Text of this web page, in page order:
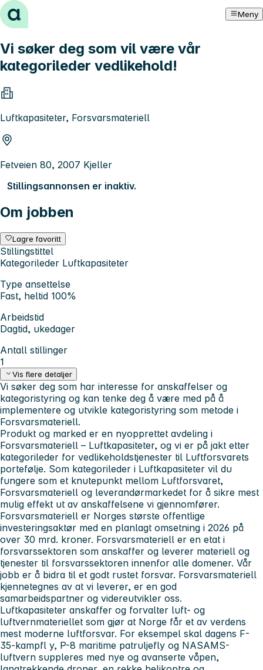
Hopp til innhold Meny
Vi søker deg som vil være vår
kategorileder vedlikehold!
Luftkapasiteter, Forsvarsmateriell
Fetveien 80, 2007 Kjeller
Stillingsannonsen er inaktiv.
Om jobben
Lagre favoritt
Stillingstittel
Kategorileder Luftkapasiteter
Type ansettelse
Fast, heltid 100%
Arbeidstid
Dagtid, ukedager
Antall stillinger
1
Vis flere detaljer
Vi søker deg som har interesse for anskaffelser og
kategoristyring og kan tenke deg å være med på å
implementere og utvikle kategoristyring som metode i
Forsvarsmateriell.
Produkt og marked er en nyopprettet avdeling i
Forsvarsmateriell – Luftkapasiteter, og vi er på jakt etter
kategorileder for vedlikeholdstjenester til Luftforsvarets
portefølje. Som kategorileder i Luftkapasiteter vil du
fungere som et knutepunkt mellom Luftforsvaret,
Forsvarsmateriell og leverandørmarkedet for å sikre mest
mulig effekt ut av anskaffelsene vi gjennomfører.
Forsvarsmateriell er Norges største offentlige
investeringsaktør med en planlagt omsetning i 2026 på
over 30 mrd. kroner. Forsvarsmateriell er en etat i
forsvarssektoren som anskaffer og leverer materiell og
tjenester til forsvarssektoren innenfor alle domener. Vår
jobb er å bidra til et godt rustet forsvar. Forsvarsmateriell
kjennetegnes av at vi leverer, er en god
samarbeidspartner og videreutvikler oss.
Luftkapasiteter anskaffer og forvalter luft- og
luftvernmateriellet som gjør at Norge får et av verdens
mest moderne luftforsvar. For eksempel skal dagens F-
35-kampfl y, P-8 maritime patruljefly og NASAMS-
luftvern suppleres med nye og avanserte våpen,